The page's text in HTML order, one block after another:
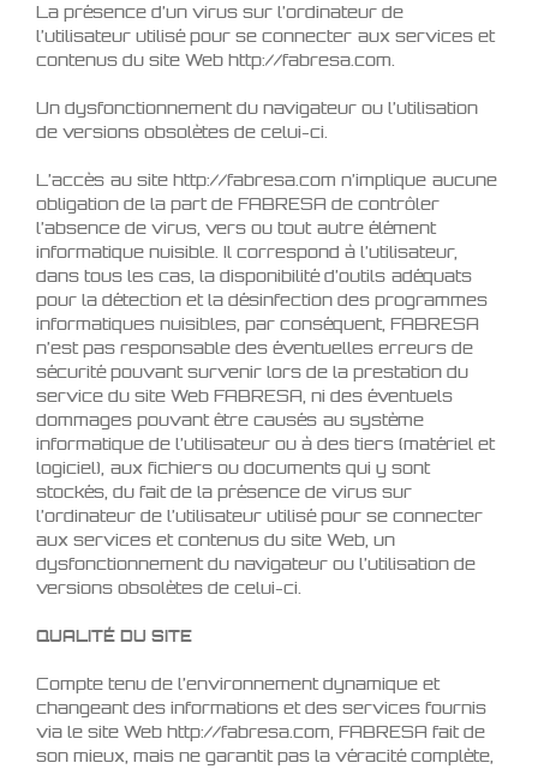
La présence d’un virus sur l’ordinateur de
l’utilisateur utilisé pour se connecter aux services et
contenus du site Web http://fabresa.com.
Un dysfonctionnement du navigateur ou l’utilisation
de versions obsolètes de celui-ci.
L’accès au site http://fabresa.com n’implique aucune
obligation de la part de FABRESA de contrôler
l’absence de virus, vers ou tout autre élément
informatique nuisible. Il correspond à l’utilisateur,
dans tous les cas, la disponibilité d’outils adéquats
pour la détection et la désinfection des programmes
informatiques nuisibles, par conséquent, FABRESA
n’est pas responsable des éventuelles erreurs de
sécurité pouvant survenir lors de la prestation du
service du site Web FABRESA, ni des éventuels
dommages pouvant être causés au système
informatique de l’utilisateur ou à des tiers (matériel et
logiciel), aux fichiers ou documents qui y sont
stockés, du fait de la présence de virus sur
l’ordinateur de l’utilisateur utilisé pour se connecter
aux services et contenus du site Web, un
dysfonctionnement du navigateur ou l’utilisation de
versions obsolètes de celui-ci.
QUALITÉ DU SITE
Compte tenu de l’environnement dynamique et
changeant des informations et des services fournis
via le site Web http://fabresa.com, FABRESA fait de
son mieux, mais ne garantit pas la véracité complète,